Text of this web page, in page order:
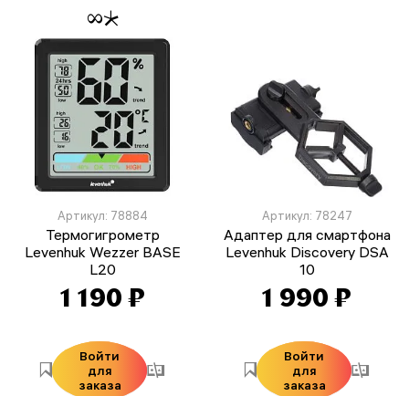
Артикул: 78884
Термогигрометр
Levenhuk Wezzer BASE
L20
1 190 ₽
Войти
для
заказа
Артикул: 78247
Адаптер для смартфона
Levenhuk Discovery DSA
10
1 990 ₽
Войти
для
заказа